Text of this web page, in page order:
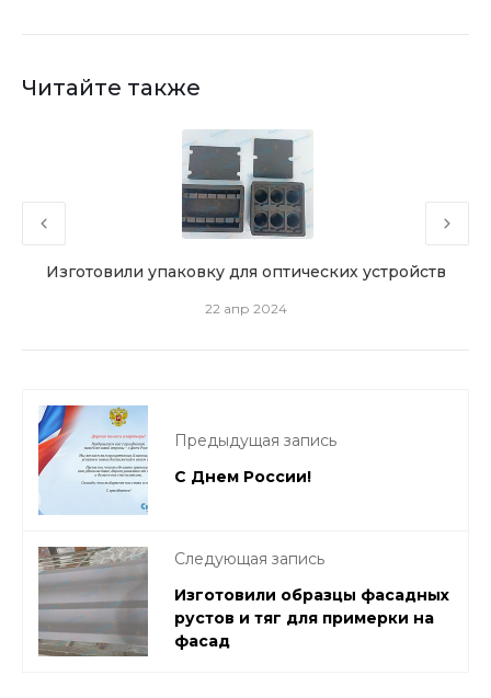
Читайте также
Изготовили упаковку для оптических устройств
22 апр 2024
Предыдущая запись
С Днем России!
Следующая запись
Изготовили образцы фасадных
рустов и тяг для примерки на
фасад